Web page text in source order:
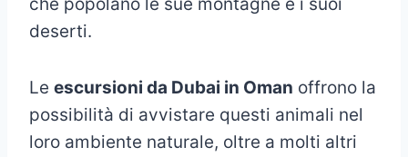
deserti.
Le escursioni da Dubai in Oman offrono la
possibilità di avvistare questi animali nel
loro ambiente naturale, oltre a molti altri